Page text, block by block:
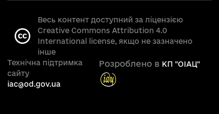
Весь контент доступний за ліцензією
Creative Commons Attribution 4.0
International license, якщо не зазначено
інше
Технічна підтримка
сайту
iac@od.gov.ua
Розроблено в КП "OIAЦ"